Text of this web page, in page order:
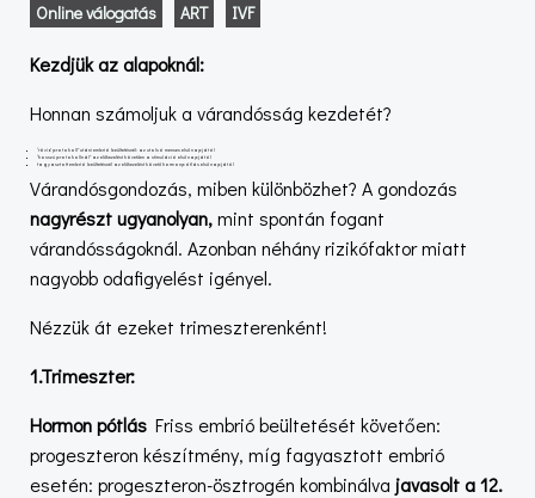
Online válogatás ART IVF
Kezdjük az alapoknál:
Honnan számoljuk a várandósság kezdetét?
“rövid protokoll” utáni embrió beültetésnél: az utolsó menses első napjától
“hosszú protokollnál” az előkezelést követően a stimuláció első napjától
fagyasztott embrió beültetésnél az előkezelést követő hormonpótlás első napjától
Várandósgondozás, miben különbözhet? A gondozás
nagyrészt ugyanolyan,mint spontán fogant
várandósságoknál. Azonban néhány rizikófaktor miatt
nagyobb odafigyelést igényel.
Nézzük át ezeket trimeszterenként!
1.Trimeszter:
Hormon pótlás Friss embrió beültetését követően:
progeszteron készítmény, míg fagyasztott embrió
esetén: progeszteron-ösztrogén kombinálva javasolt a 12.